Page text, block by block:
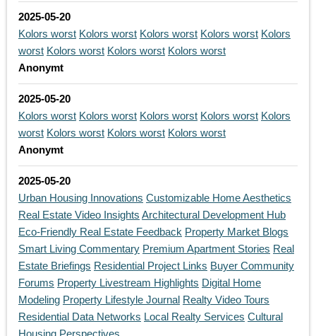
2025-05-20
Kolors worst Kolors worst Kolors worst Kolors worst Kolors
worst Kolors worst Kolors worst Kolors worst
Anonymt
2025-05-20
Kolors worst Kolors worst Kolors worst Kolors worst Kolors
worst Kolors worst Kolors worst Kolors worst
Anonymt
2025-05-20
Urban Housing Innovations Customizable Home Aesthetics
Real Estate Video Insights Architectural Development Hub
Eco-Friendly Real Estate Feedback Property Market Blogs
Smart Living Commentary Premium Apartment Stories Real
Estate Briefings Residential Project Links Buyer Community
Forums Property Livestream Highlights Digital Home
Modeling Property Lifestyle Journal Realty Video Tours
Residential Data Networks Local Realty Services Cultural
Housing Perspectives